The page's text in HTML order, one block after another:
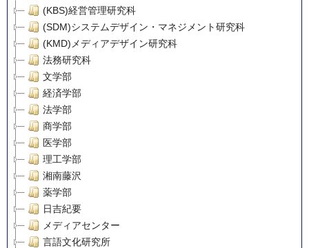
(KBS)経営管理研究科
(SDM)システムデザイン・マネジメント研究科
(KMD)メディアデザイン研究科
法務研究科
文学部
経済学部
法学部
商学部
医学部
理工学部
湘南藤沢
薬学部
日吉紀要
メディアセンター
言語文化研究所